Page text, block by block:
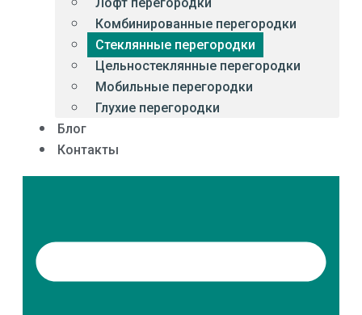
Комбинированные перегородки
Стеклянные перегородки
Цельностеклянные перегородки
Мобильные перегородки
Глухие перегородки
Блог
Контакты